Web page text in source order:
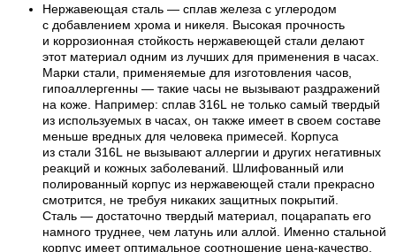
Нержавеющая сталь — сплав железа с углеродом
с добавлением хрома и никеля. Высокая прочность
и коррозионная стойкость нержавеющей стали делают
этот материал одним из лучших для применения в часах.
Марки стали, применяемые для изготовления часов,
гипоаллергенны — такие часы не вызывают раздражений
на коже. Например: сплав 316L не только самый твердый
из используемых в часах, он также имеет в своем составе
меньше вредных для человека примесей. Корпуса
из стали 316L не вызывают аллергии и других негативных
реакций и кожных заболеваний. Шлифованный или
полированный корпус из нержавеющей стали прекрасно
смотрится, не требуя никаких защитных покрытий.
Сталь — достаточно твердый материал, поцарапать его
намного труднее, чем латунь или аллой. Именно стальной
корпус имеет оптимальное соотношение цена-качество.